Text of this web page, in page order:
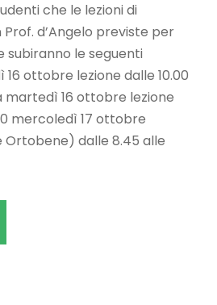
che le lezioni di
d’Angelo previste per
le seguenti
ottobre lezione dalle 10.00
martedì 16 ottobre lezione
mercoledì 17 ottobre
Ortobene) dalle 8.45 alle